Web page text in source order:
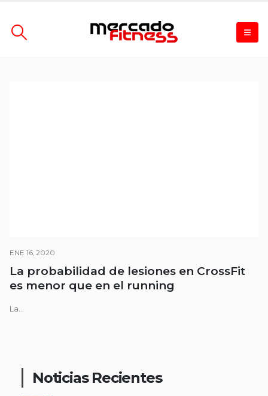
ENE 16, 2020
La probabilidad de lesiones en CrossFit
es menor que en el running
La...
Noticias Recientes